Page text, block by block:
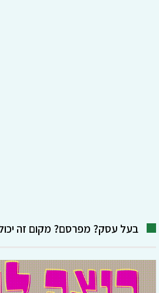
בעל עסק? מפרסם? מקום זה